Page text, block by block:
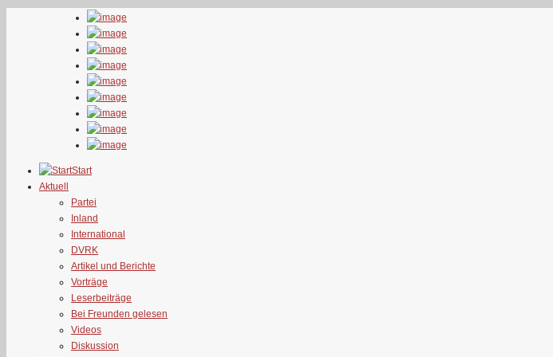
Start
Aktuell
Partei
Inland
International
DVRK
Artikel und Berichte
Vorträge
Leserbeiträge
Bei Freunden gelesen
Videos
Diskussion